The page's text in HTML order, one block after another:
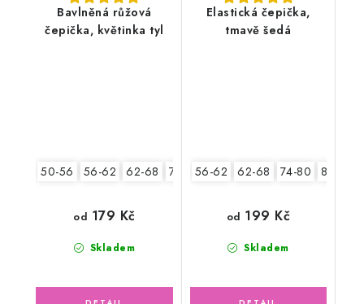
Bavlněná růžová
čepička, květinka tyl
50-56 56-62 62-68 74-80 80-86
Skladem
od 179 Kč
Elastická čepička,
tmavě šedá
56-62 62-68 74-80 80-86
Skladem
od 199 Kč